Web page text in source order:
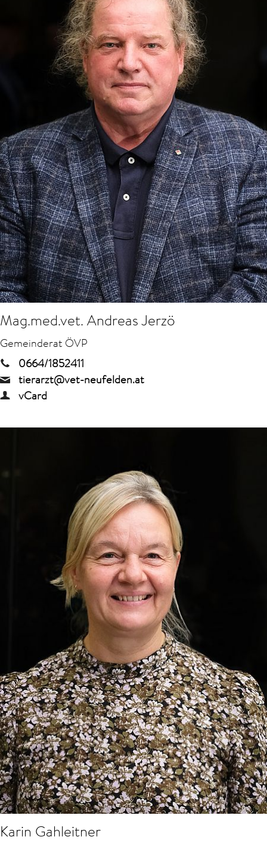
Mag.med.vet. Andreas Jerzö
Gemeinderat ÖVP
0664/1852411
tierarzt@vet-neufelden.at
vCard
Karin Gahleitner